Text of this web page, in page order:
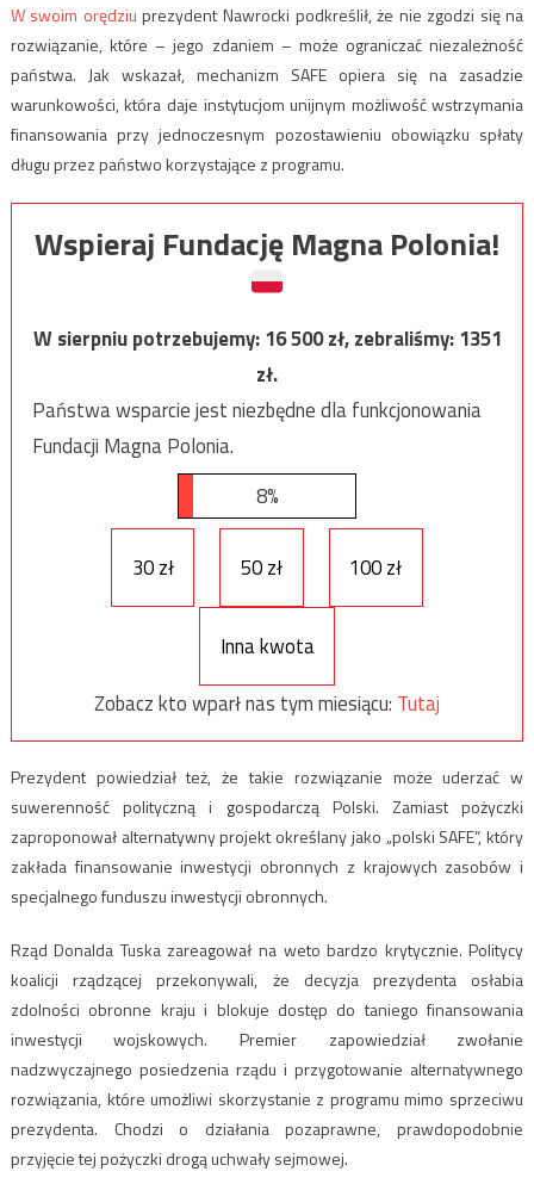
W swoim orędziu prezydent Nawrocki podkreślił, że nie zgodzi się na
rozwiązanie, które – jego zdaniem – może ograniczać niezależność
państwa. Jak wskazał, mechanizm SAFE opiera się na zasadzie
warunkowości, która daje instytucjom unijnym możliwość wstrzymania
finansowania przy jednoczesnym pozostawieniu obowiązku spłaty
długu przez państwo korzystające z programu.
Wspieraj Fundację Magna Polonia!
W sierpniu potrzebujemy:16 500zł, zebraliśmy:1351
zł.
Państwa wsparcie jest niezbędne dla funkcjonowania
Fundacji Magna Polonia.
8%
30 zł 50 zł 100 zł
Inna kwota
Zobacz kto wparł nas tym miesiącu: Tutaj
Prezydent powiedział też, że takie rozwiązanie może uderzać w
suwerenność polityczną i gospodarczą Polski. Zamiast pożyczki
zaproponował alternatywny projekt określany jako „polski SAFE”, który
zakłada finansowanie inwestycji obronnych z krajowych zasobów i
specjalnego funduszu inwestycji obronnych.
Rząd Donalda Tuska zareagował na weto bardzo krytycznie. Politycy
koalicji rządzącej przekonywali, że decyzja prezydenta osłabia
zdolności obronne kraju i blokuje dostęp do taniego finansowania
inwestycji wojskowych. Premier zapowiedział zwołanie
nadzwyczajnego posiedzenia rządu i przygotowanie alternatywnego
rozwiązania, które umożliwi skorzystanie z programu mimo sprzeciwu
prezydenta. Chodzi o działania pozaprawne, prawdopodobnie
przyjęcie tej pożyczki drogą uchwały sejmowej.